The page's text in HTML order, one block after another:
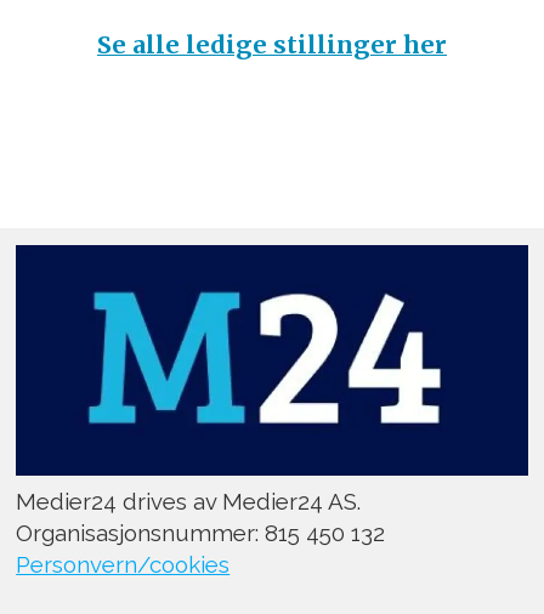
Se alle ledige stillinger her
Medier24 drives av Medier24 AS.
Organisasjonsnummer: 815 450 132
Personvern/cookies